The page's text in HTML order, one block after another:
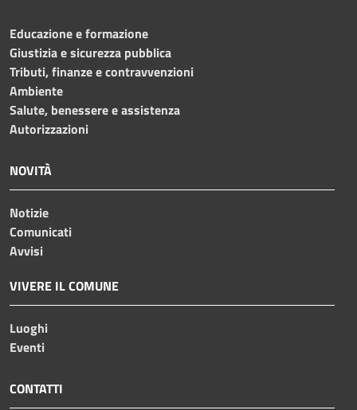
Educazione e formazione
Giustizia e sicurezza pubblica
Tributi, finanze e contravvenzioni
Ambiente
Salute, benessere e assistenza
Autorizzazioni
NOVITÀ
Notizie
Comunicati
Avvisi
VIVERE IL COMUNE
Luoghi
Eventi
CONTATTI